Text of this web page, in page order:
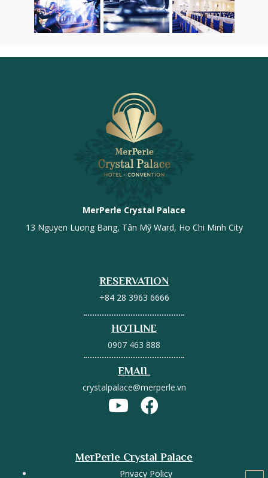
MerPerle Crystal Palace
13 Nguyen Luong Bang, Tân Mỹ Ward, Ho Chi Minh City
RESERVATION
+84 28 3963 6666
HOTLINE
0907 463 888
EMAIL
crystalpalace@merperle.vn
MerPerle Crystal Palace
Privacy Policy